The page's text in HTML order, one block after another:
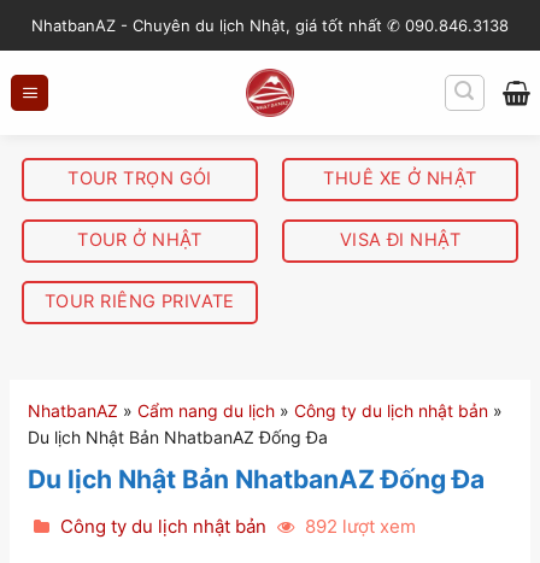
NhatbanAZ - Chuyên du lịch Nhật, giá tốt nhất ✆ 090.846.3138
TOUR TRỌN GÓI
TOUR Ở NHẬT
TOUR RIÊNG PRIVATE
THUÊ XE Ở NHẬT
VISA ĐI NHẬT
NhatbanAZ » Cẩm nang du lịch » Công ty du lịch nhật bản »
Du lịch Nhật Bản NhatbanAZ Đống Đa
Du lịch Nhật Bản NhatbanAZ Đống Đa
Công ty du lịch nhật bản 892 lượt xem